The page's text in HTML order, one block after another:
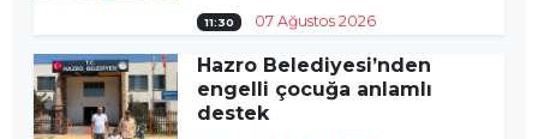
11:30 07 Ağustos 2026
Hazro Belediyesi’nden
engelli çocuğa anlamlı
destek